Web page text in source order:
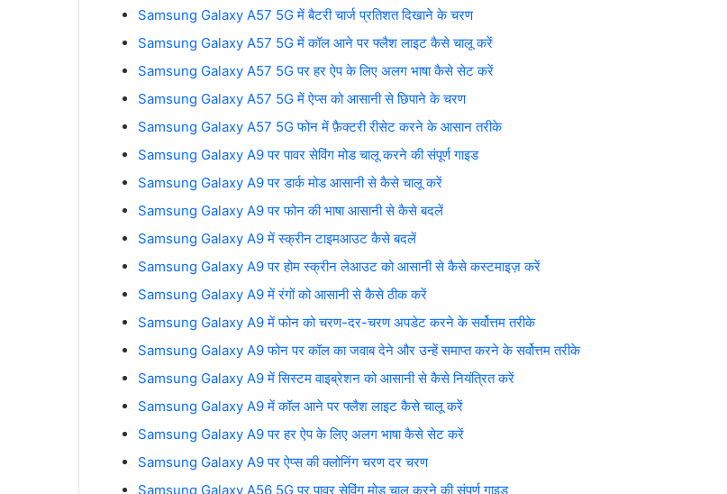
Samsung Galaxy A57 5G में बैटरी चार्ज प्रतिशत दिखाने के चरण
Samsung Galaxy A57 5G में कॉल आने पर फ्लैश लाइट कैसे चालू करें
Samsung Galaxy A57 5G पर हर ऐप के लिए अलग भाषा कैसे सेट करें
Samsung Galaxy A57 5G में ऐप्स को आसानी से छिपाने के चरण
Samsung Galaxy A57 5G फोन में फ़ैक्टरी रीसेट करने के आसान तरीके
Samsung Galaxy A9 पर पावर सेविंग मोड चालू करने की संपूर्ण गाइड
Samsung Galaxy A9 पर डार्क मोड आसानी से कैसे चालू करें
Samsung Galaxy A9 पर फोन की भाषा आसानी से कैसे बदलें
Samsung Galaxy A9 में स्क्रीन टाइमआउट कैसे बदलें
Samsung Galaxy A9 पर होम स्क्रीन लेआउट को आसानी से कैसे कस्टमाइज़ करें
Samsung Galaxy A9 में रंगों को आसानी से कैसे ठीक करें
Samsung Galaxy A9 में फोन को चरण-दर-चरण अपडेट करने के सर्वोत्तम तरीके
Samsung Galaxy A9 फोन पर कॉल का जवाब देने और उन्हें समाप्त करने के सर्वोत्तम तरीके
Samsung Galaxy A9 में सिस्टम वाइब्रेशन को आसानी से कैसे नियंत्रित करें
Samsung Galaxy A9 में कॉल आने पर फ्लैश लाइट कैसे चालू करें
Samsung Galaxy A9 पर हर ऐप के लिए अलग भाषा कैसे सेट करें
Samsung Galaxy A9 पर ऐप्स की क्लोनिंग चरण दर चरण
Samsung Galaxy A56 5G पर पावर सेविंग मोड चालू करने की संपूर्ण गाइड